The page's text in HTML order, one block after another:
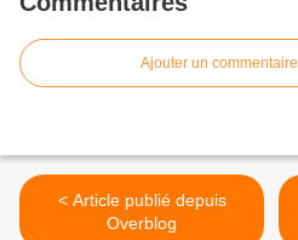
Ajouter un commentaire
< Article publié depuis
Overblog